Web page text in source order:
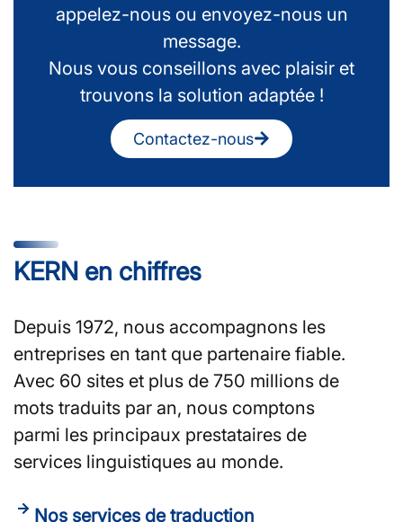
appelez-nous ou envoyez-nous un
message.
Nous vous conseillons avec plaisir et
trouvons la solution adaptée !
Contactez-nous
KERN en chiffres
Depuis 1972, nous accompagnons les
entreprises en tant que partenaire fiable.
Avec 60 sites et plus de 750 millions de
mots traduits par an, nous comptons
parmi les principaux prestataires de
services linguistiques au monde.
Nos services de traduction